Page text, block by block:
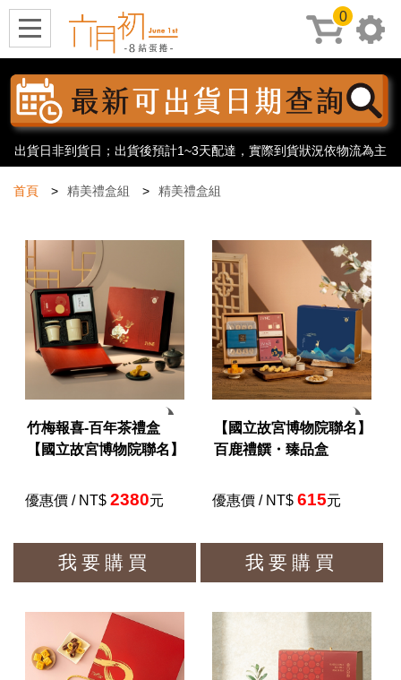
出貨日非到貨日；出貨後預計1~3天配達，實際到貨狀況依物流為主
首頁 精美禮盒組 精美禮盒組
竹梅報喜-百年茶禮盒
【國立故宮博物院聯名】
優惠價 / NT$ 2380元
我要購買
【國立故宮博物院聯名】
百鹿禮饌・臻品盒
優惠價 / NT$ 615元
我要購買
0